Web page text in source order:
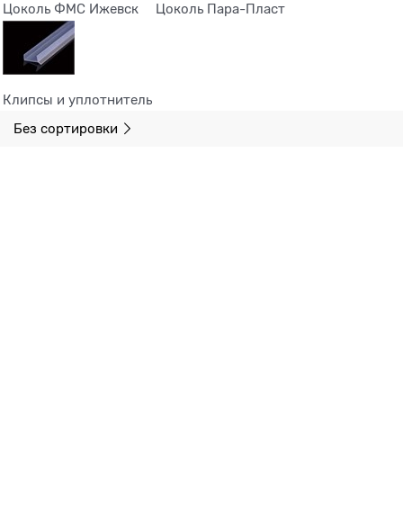
Цоколь ФМС Ижевск Цоколь Пара-Пласт
Клипсы и уплотнитель
Без сортировки